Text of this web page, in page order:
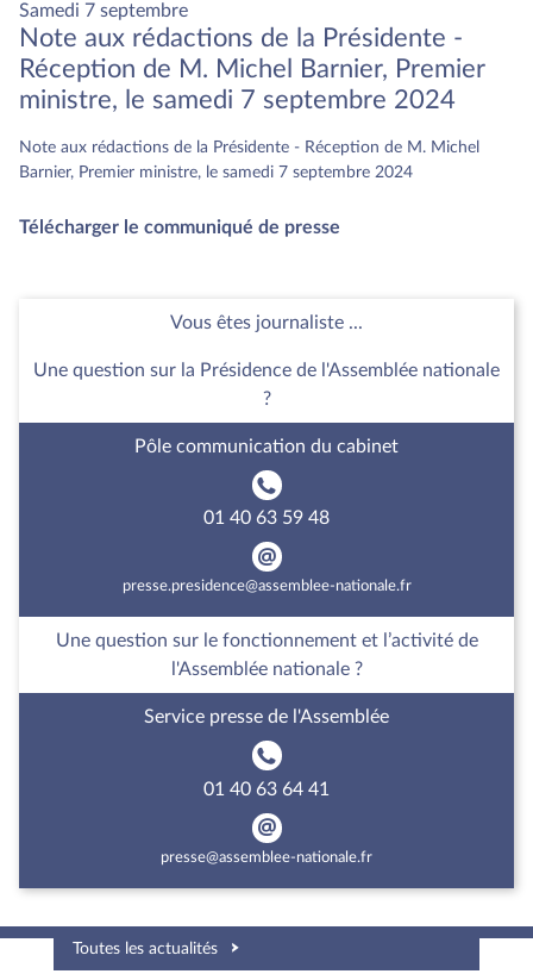
Samedi 7 septembre
Note aux rédactions de la Présidente -
Réception de M. Michel Barnier, Premier
ministre, le samedi 7 septembre 2024
Note aux rédactions de la Présidente - Réception de M. Michel
Barnier, Premier ministre, le samedi 7 septembre 2024
Télécharger le communiqué de presse
Vous êtes journaliste ...
Une question sur la Présidence de l'Assemblée nationale
?
Pôle communication du cabinet
01 40 63 59 48
presse.presidence@assemblee-nationale.fr
Une question sur le fonctionnement et l’activité de
l'Assemblée nationale ?
Service presse de l'Assemblée
01 40 63 64 41
presse@assemblee-nationale.fr
Toutes les actualités